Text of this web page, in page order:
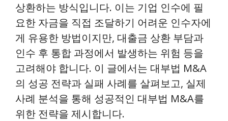
상환하는 방식입니다. 이는 기업 인수에 필
요한 자금을 직접 조달하기 어려운 인수자에
게 유용한 방법이지만, 대출금 상환 부담과
인수 후 통합 과정에서 발생하는 위험 등을
고려해야 합니다. 이 글에서는 대부법 M&A
의 성공 전략과 실패 사례를 살펴보고, 실제
사례 분석을 통해 성공적인 대부법 M&A를
위한 전략을 제시합니다.